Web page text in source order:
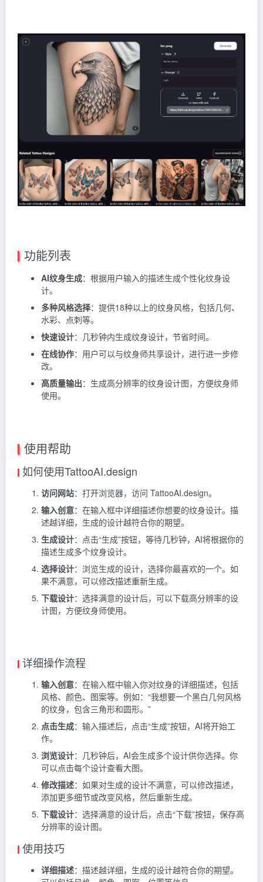
功能列表
AI纹身生成：根据用户输入的描述生成个性化纹身设
计。
多种风格选择：提供18种以上的纹身风格，包括几何、
水彩、点刺等。
快速设计：几秒钟内生成纹身设计，节省时间。
在线协作：用户可以与纹身师共享设计，进行进一步修
改。
高质量输出：生成高分辨率的纹身设计图，方便纹身师
使用。
使用帮助
如何使用TattooAI.design
访问网站：打开浏览器，访问 TattooAI.design。
输入创意：在输入框中详细描述你想要的纹身设计。描
述越详细，生成的设计越符合你的期望。
生成设计：点击“生成”按钮，等待几秒钟，AI将根据你的
描述生成多个纹身设计。
选择设计：浏览生成的设计，选择你最喜欢的一个。如
果不满意，可以修改描述重新生成。
下载设计：选择满意的设计后，可以下载高分辨率的设
计图，方便纹身师使用。
详细操作流程
输入创意：在输入框中输入你对纹身的详细描述，包括
风格、颜色、图案等。例如：“我想要一个黑白几何风格
的纹身，包含三角形和圆形。”
点击生成：输入描述后，点击“生成”按钮，AI将开始工
作。
浏览设计：几秒钟后，AI会生成多个设计供你选择。你
可以点击每个设计查看大图。
修改描述：如果对生成的设计不满意，可以修改描述，
添加更多细节或改变风格，然后重新生成。
下载设计：选择满意的设计后，点击“下载”按钮，保存高
分辨率的设计图。
使用技巧
详细描述：描述越详细，生成的设计越符合你的期望。